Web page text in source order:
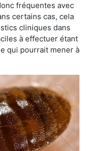
fréquentes avec
certains cas, cela
cliniques dans
à effectuer étant
qui pourrait mener à